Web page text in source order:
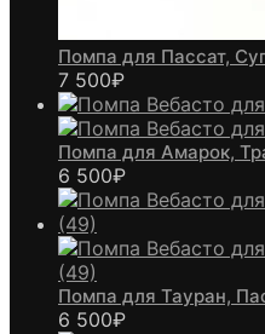
Помпа для Пассат,
7 500₽
Помпа для Амарок,
6 500₽
Помпа для Тауран,
6 500₽